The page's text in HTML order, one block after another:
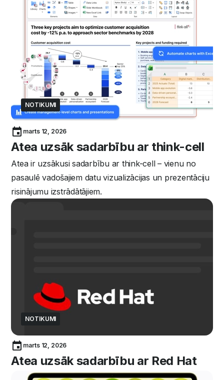
NOTIKUMI
marts 12, 2026
Atea uzsāk sadarbību ar think-cell
Atea ir uzsākusi sadarbību ar think-cell – vienu no
pasaulē vadošajiem datu vizualizācijas un prezentāciju
risinājumu izstrādātājiem.
NOTIKUMI
marts 12, 2026
Atea uzsāk sadarbību ar Red Hat